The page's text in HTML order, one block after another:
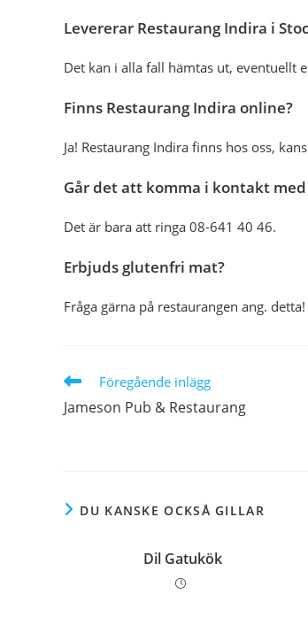
Levererar Restaurang Indira i
Det kan i alla fall hämtas ut, eventuellt
Finns Restaurang Indira online?
Ja! Restaurang Indira finns hos oss,
Går det att komma i kontakt
Det är bara att ringa 08-641 40 46.
Erbjuds glutenfri mat?
Fråga gärna på restaurangen ang. detta!
Läs
artiklar
Föregående inlägg
Jameson Pub & Restaurang
DU KANSKE OCKSÅ GILLAR
Dil Gatukök